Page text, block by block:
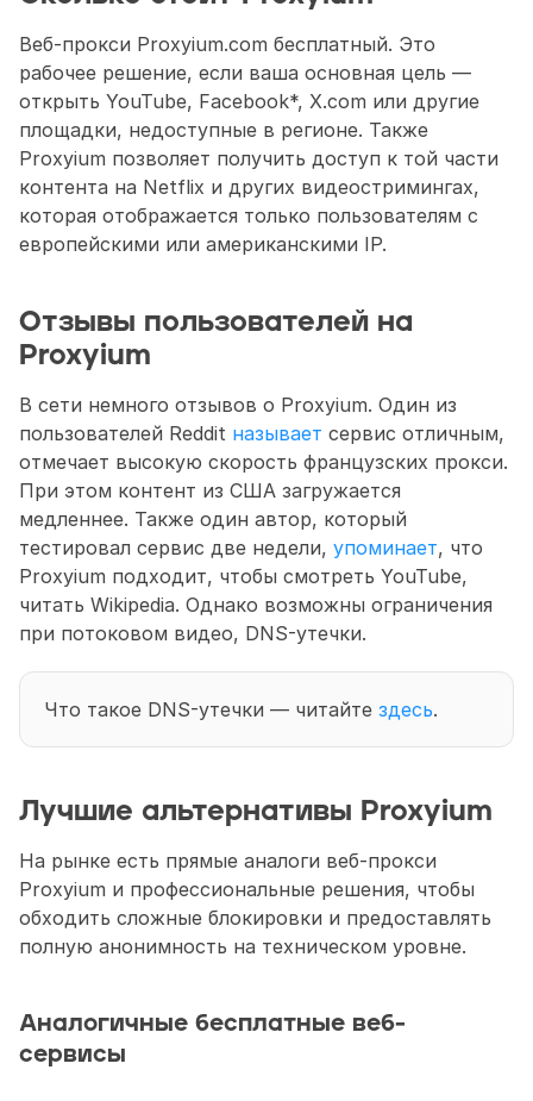
Веб-прокси Proxyium.com бесплатный. Это
рабочее решение, если ваша основная цель —
открыть YouTube, Facebook*, X.com или другие
площадки, недоступные в регионе. Также
Proxyium позволяет получить доступ к той части
контента на Netflix и других видеостримингах,
которая отображается только пользователям с
европейскими или американскими IP.
Отзывы пользователей на
Proxyium
В сети немного отзывов о Proxyium. Один из
пользователей Reddit называет сервис отличным,
отмечает высокую скорость французских прокси.
При этом контент из США загружается
медленнее. Также один автор, который
тестировал сервис две недели, упоминает, что
Proxyium подходит, чтобы смотреть YouTube,
читать Wikipedia. Однако возможны ограничения
при потоковом видео, DNS-утечки.
Что такое DNS-утечки — читайте здесь.
Лучшие альтернативы Proxyium
На рынке есть прямые аналоги веб-прокси
Proxyium и профессиональные решения, чтобы
обходить сложные блокировки и предоставлять
полную анонимность на техническом уровне.
Аналогичные бесплатные веб-
сервисы